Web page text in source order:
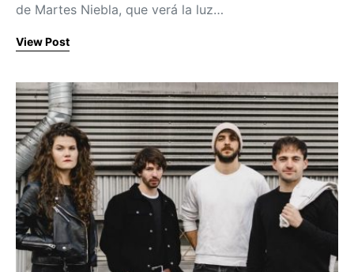
de Martes Niebla, que verá la luz…
View Post